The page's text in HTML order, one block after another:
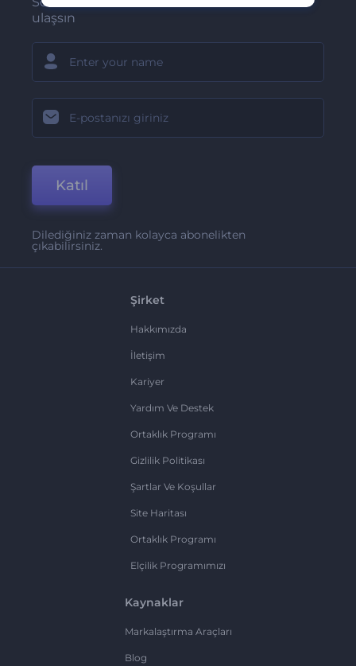
ulaşsın
Katıl
Dilediğiniz zaman kolayca abonelikten
çıkabilirsiniz.
Şirket
Hakkımızda
İletişim
Kariyer
Yardım Ve Destek
Ortaklık Programı
Gizlilik Politikası
Şartlar Ve Koşullar
Site Haritası
Ortaklık Programı
Elçilik Programımızı
Kaynaklar
Markalaştırma Araçları
Blog